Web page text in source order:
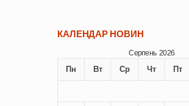
КАЛЕНДАР НОВИН
Серпень 2026
Пн Вт Ср Чт Пт